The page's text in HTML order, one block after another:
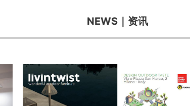
NEWS｜资讯